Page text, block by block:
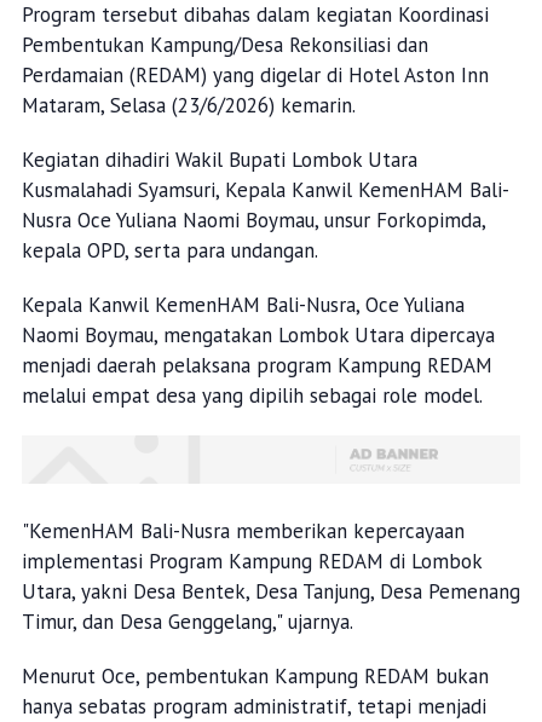
Program tersebut dibahas dalam kegiatan Koordinasi
Pembentukan Kampung/Desa Rekonsiliasi dan
Perdamaian (REDAM) yang digelar di Hotel Aston Inn
Mataram, Selasa (23/6/2026) kemarin.
Kegiatan dihadiri Wakil Bupati Lombok Utara
Kusmalahadi Syamsuri, Kepala Kanwil KemenHAM Bali-
Nusra Oce Yuliana Naomi Boymau, unsur Forkopimda,
kepala OPD, serta para undangan.
Kepala Kanwil KemenHAM Bali-Nusra, Oce Yuliana
Naomi Boymau, mengatakan Lombok Utara dipercaya
menjadi daerah pelaksana program Kampung REDAM
melalui empat desa yang dipilih sebagai role model.
"KemenHAM Bali-Nusra memberikan kepercayaan
implementasi Program Kampung REDAM di Lombok
Utara, yakni Desa Bentek, Desa Tanjung, Desa Pemenang
Timur, dan Desa Genggelang," ujarnya.
Menurut Oce, pembentukan Kampung REDAM bukan
hanya sebatas program administratif, tetapi menjadi